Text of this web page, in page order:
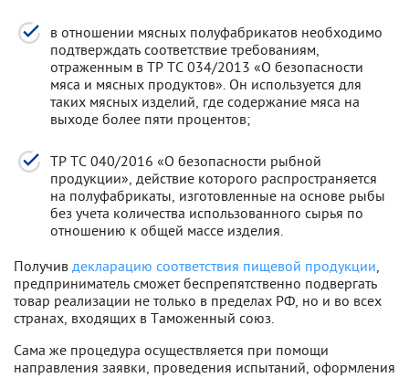
в отношении мясных полуфабрикатов необходимо
подтверждать соответствие требованиям,
отраженным в ТР ТС 034/2013 «О безопасности
мяса и мясных продуктов». Он используется для
таких мясных изделий, где содержание мяса на
выходе более пяти процентов;
ТР ТС 040/2016 «О безопасности рыбной
продукции», действие которого распространяется
на полуфабрикаты, изготовленные на основе рыбы
без учета количества использованного сырья по
отношению к общей массе изделия.
Получив декларацию соответствия пищевой продукции
предприниматель сможет беспрепятственно подвергать
товар реализации не только в пределах РФ, но и во всех
странах, входящих в Таможенный союз.
Сама же процедура осуществляется при помощи
направления заявки, проведения испытаний, оформления